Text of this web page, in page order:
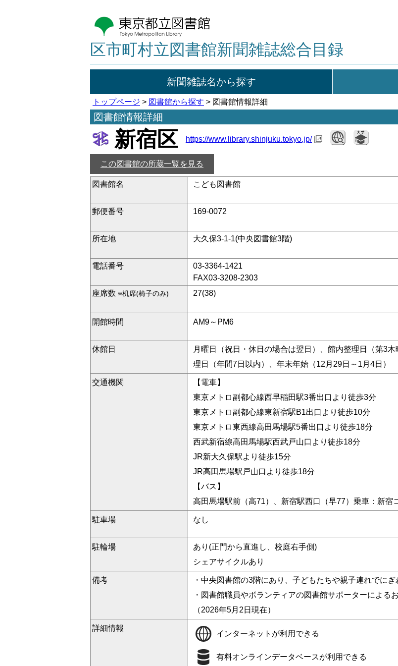
区市町村立図書館新聞雑誌総合目録
新聞雑誌名から探す
トップページ > 図書館から探す > 図書館情報詳細
図書館情報詳細
新宿区 https://www.library.shinjuku.tokyo.jp/
この図書館の所蔵一覧を見る
図書館名
こども図書館
郵便番号 169-0072
所在地 大久保3-1-1(中央図書館3階)
電話番号
03-3364-1421
FAX03-3208-2303
座席数 ※机席(椅子のみ) 27(38)
開館時間 AM9～PM6
休館日
月曜日（祝日・休日の場合は翌日）、館内整理日（第3
理日（年間7日以内）、年末年始（12月29日～1月4日）
交通機関
【電車】
東京メトロ副都心線西早稲田駅3番出口より徒歩3分
東京メトロ副都心線東新宿駅B1出口より徒歩10分
東京メトロ東西線高田馬場駅5番出口より徒歩18分
西武新宿線高田馬場駅西武戸山口より徒歩18分
JR新大久保駅より徒歩15分
JR高田馬場駅戸山口より徒歩18分
【バス】
高田馬場駅前（高71）、新宿駅西口（早77）乗車：新宿
駐車場 なし
駐輪場
あり(正門から直進し、校庭右手側)
シェアサイクルあり
備考
・中央図書館の3階にあり、子どもたちや親子連れでにぎ
・図書館職員やボランティアの図書館サポーターによる
（2026年5月2日現在）
詳細情報
インターネットが利用できる
有料オンラインデータベースが利用できる